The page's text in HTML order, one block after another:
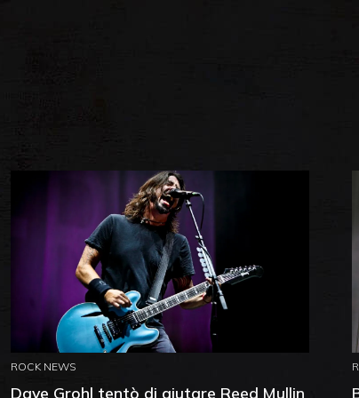
ROCK NEWS
Dave Grohl tentò di aiutare Reed Mullin